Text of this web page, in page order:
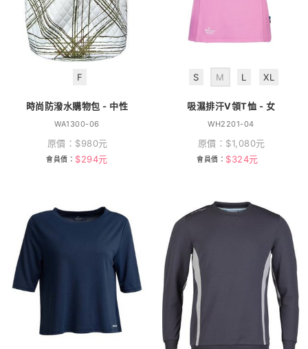
F
時尚防潑水購物包 - 中性
WA1300-06
原價： $980元
會員價： $294元
S M L XL
吸濕排汗V領T恤 - 女
WH2201-04
原價： $1,080元
會員價： $324元